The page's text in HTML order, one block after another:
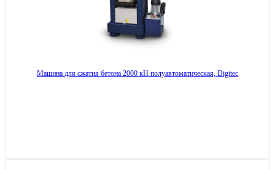
Машина для сжатия бетона 2000 кН полуавтоматическая, Digitec